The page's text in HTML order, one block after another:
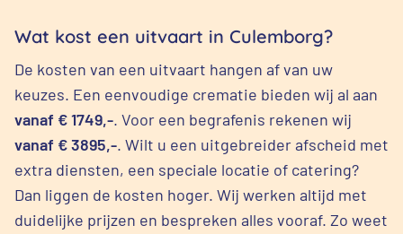
Wat kost een uitvaart in Culemborg?
De kosten van een uitvaart hangen af van uw
keuzes. Een eenvoudige crematie bieden wij al aan
vanaf € 1749,-. Voor een begrafenis rekenen wij
vanaf € 3895,-. Wilt u een uitgebreider afscheid met
extra diensten, een speciale locatie of catering?
Dan liggen de kosten hoger. Wij werken altijd met
duidelijke prijzen en bespreken alles vooraf. Zo weet